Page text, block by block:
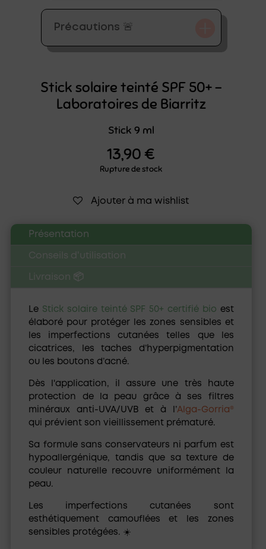
Précautions 🚨
Stick solaire teinté SPF 50+ –
Laboratoires de Biarritz
Stick 9 ml
13,90€
Rupture de stock
Ajouter à ma wishlist
Présentation
Conseils d'utilisation
Livraison 📦
Le Stick solaire teinté SPF 50+ certifié bio est
élaboré pour protéger les zones sensibles et
les imperfections cutanées telles que les
cicatrices, les taches d’hyperpigmentation
ou les boutons d’acné.
Dès l'application, il assure une très haute
protection de la peau grâce à ses filtres
minéraux anti-UVA/UVB et à l’Alga-Gorria®
qui prévient son vieillissement prématuré.
Sa formule sans conservateurs ni parfum est
hypoallergénique, tandis que sa texture de
couleur naturelle recouvre uniformément la
peau.
Les imperfections cutanées sont
esthétiquement camouflées et les zones
sensibles protégées. ☀️